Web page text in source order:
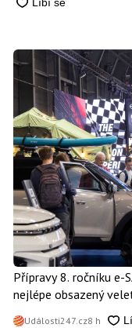
Přípravy 8. ročníku e-
nejlépe obsazený
Události247.cz8 h